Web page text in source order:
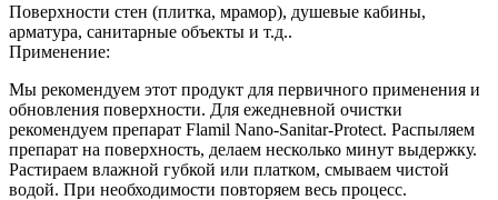
Поверхности стен (плитка, мрамор), душевые кабины,
арматура, санитарные объекты и т.д..
Применение:
Мы рекомендуем этот продукт для первичного применения и
обновления поверхности. Для ежедневной очистки
рекомендуем препарат Flamil Nano-Sanitar-Protect. Распыляем
препарат на поверхность, делаем несколько минут выдержку.
Растираем влажной губкой или платком, смываем чистой
водой. При необходимости повторяем весь процесс.